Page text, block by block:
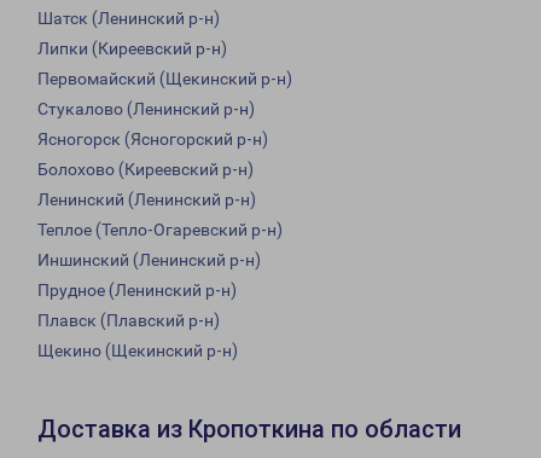
Шатск (Ленинский р-н)
Липки (Киреевский р-н)
Первомайский (Щекинский р-н)
Стукалово (Ленинский р-н)
Ясногорск (Ясногорский р-н)
Болохово (Киреевский р-н)
Ленинский (Ленинский р-н)
Теплое (Тепло-Огаревский р-н)
Иншинский (Ленинский р-н)
Прудное (Ленинский р-н)
Плавск (Плавский р-н)
Щекино (Щекинский р-н)
Доставка из Кропоткина по области